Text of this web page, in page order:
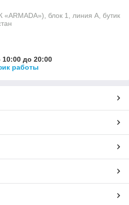
«ARMADA»), блок 1, линия А, бутик
10:00 до 20:00
работы